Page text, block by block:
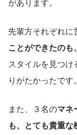
先輩方それぞれに
ことができたの
スタイルを見つ
りがたかったです。
また、３名のマネ
も、とても貴重な